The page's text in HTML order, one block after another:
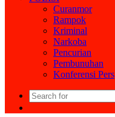
Curanmor
Rampok
Kriminal
Narkoba
Pencurian
Pembunuhan
Konferensi Pers